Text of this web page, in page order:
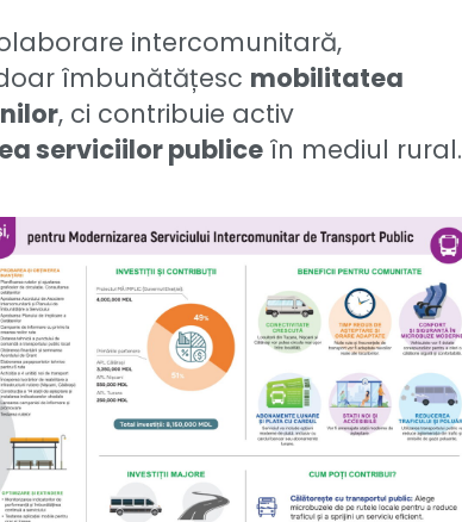
intercomunitară,
îmbunătățesc mobilitatea
, ci contribuie activ
serviciilor publice în mediul rural.